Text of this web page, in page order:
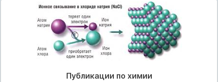
Публикации по химии